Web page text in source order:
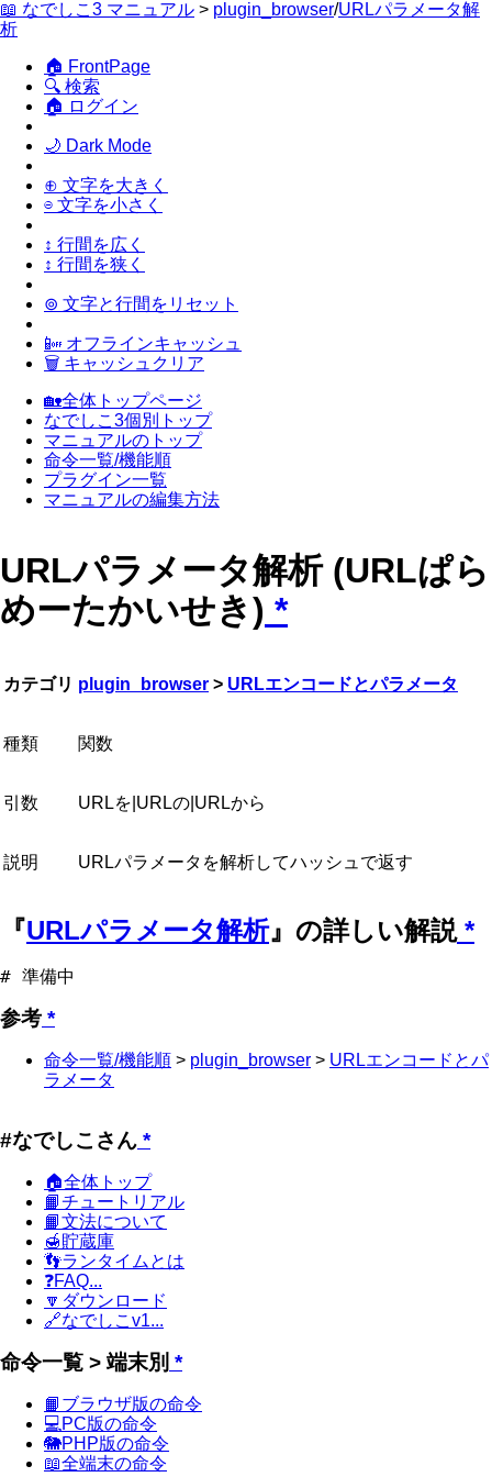
📖 なでしこ3 マニュアル > plugin_browser/URLパラメータ解
析
🏠 FrontPage
🔍 検索
🏠 ログイン
🌙 Dark Mode
⊕ 文字を大きく
⊖ 文字を小さく
↕ 行間を広く
↕ 行間を狭く
⊚ 文字と行間をリセット
📴 オフラインキャッシュ
🗑 キャッシュクリア
🏡全体トップページ
なでしこ3個別トップ
マニュアルのトップ
命令一覧/機能順
プラグイン一覧
マニュアルの編集方法
URLパラメータ解析 (URLぱら
めーたかいせき) *
カテゴリ plugin_browser > URLエンコードとパラメータ
種類 関数
引数 URLを|URLの|URLから
説明 URLパラメータを解析してハッシュで返す
『URLパラメータ解析』の詳しい解説*
参考 *
命令一覧/機能順 > plugin_browser > URLエンコードとパ
ラメータ
#なでしこさん *
🏠全体トップ
📙チュートリアル
📙文法について
🍯貯蔵庫
👣ランタイムとは
❓FAQ...
🔽ダウンロード
🔗なでしこv1...
命令一覧 > 端末別 *
📙ブラウザ版の命令
💻PC版の命令
🐘PHP版の命令
📖全端末の命令